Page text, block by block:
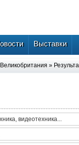
Выставки
Великобритания »
видеотехника...